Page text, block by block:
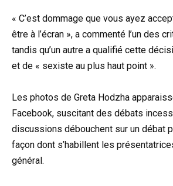
« C’est dommage que vous ayez
être à l’écran », a commenté l’un des
tandis qu’un autre a qualifié cette
et de « sexiste au plus haut point ».
Les photos de Greta Hodzha
Facebook, suscitant des débats
discussions débouchent sur un débat
façon dont s’habillent les
général.